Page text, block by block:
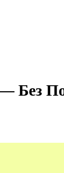
Без